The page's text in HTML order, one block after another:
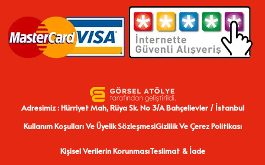
Adresimiz : Hürriyet Mah, Rüya Sk. No 3/A Bahçelievler / İstanbul
Kullanım Koşulları Ve Üyelik SözleşmesiGizlilik Ve Çerez Politikası
Kişisel Verilerin KorunmasıTeslimat & İade